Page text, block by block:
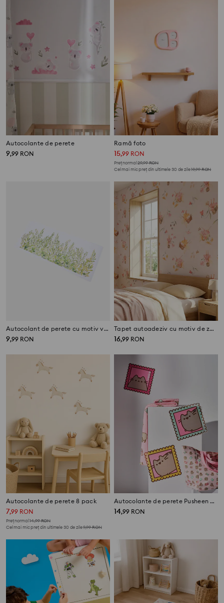
Autocolante de perete
9,99 RON
Ramă foto
15,99 RON
Preț normal29,99RON
Cel mai mic preț din ultimele 30 de zile19,99RON
Autocolant de perete cu motiv vegetal
9,99 RON
Tapet autoadeziv cu motiv de zâne și flori
16,99 RON
Autocolante de perete 8 pack
7,99 RON
Preț normal14,99RON
Cel mai mic preț din ultimele 30 de zile9,99RON
Autocolante de perete Pusheen 3 pack
14,99 RON